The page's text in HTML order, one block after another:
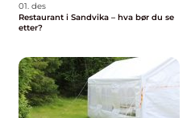
01. des
Restaurant i Sandvika – hva bør du se
etter?